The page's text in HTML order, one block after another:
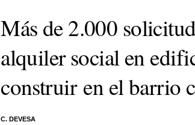
Más de 2.000
alquiler social en
construir en el barrio
C. DEVESA